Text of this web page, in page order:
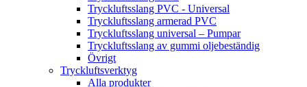
Tryckluftsslang PVC - Universal
Tryckluftsslang armerad PVC
Tryckluftsslang universal – Pumpar
Tryckluftsslang av gummi oljebeständig
Övrigt
Tryckluftsverktyg
Alla produkter